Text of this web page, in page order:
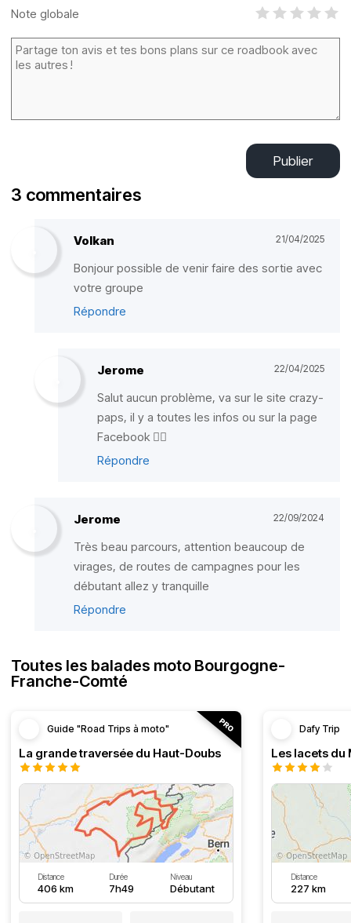
Note globale
Publier
3 commentaires
Volkan 21/04/2025
Bonjour possible de venir faire des sortie avec
votre groupe
Répondre
Jerome 22/04/2025
Salut aucun problème, va sur le site crazy-
paps, il y a toutes les infos ou sur la page
Facebook ✌🏻
Répondre
Jerome 22/09/2024
Très beau parcours, attention beaucoup de
virages, de routes de campagnes pour les
débutant allez y tranquille
Répondre
Toutes les balades moto Bourgogne-
Franche-Comté
Guide "Road Trips à moto"
La grande traversée du Haut-Doubs
Distance
406 km
Durée
7h49
Niveau
Débutant
Dafy Trip
Les lacets du
Distance
227 km